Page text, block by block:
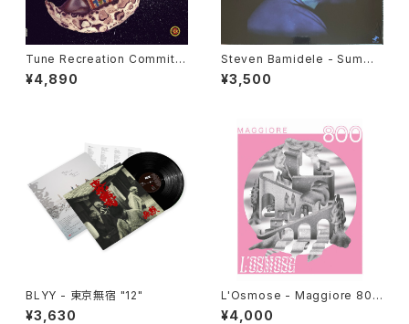
Tune Recreation Committe
e - The Future Is Now "LP"
¥4,890
Steven Bamidele - Summi
ng Up "LP"
¥3,500
BLYY - 東京無宿 "12"
¥3,630
L'Osmose - Maggiore 800
"LP"
¥4,000